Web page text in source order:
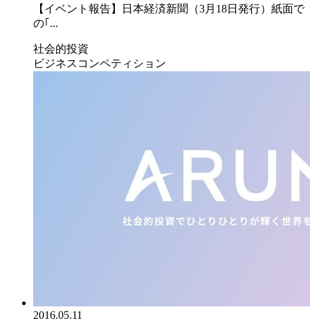
【イベント報告】日本経済新聞（3月18日発行）紙面で
の｢...
社会的投資
ビジネスコンペティション
2016.05.11